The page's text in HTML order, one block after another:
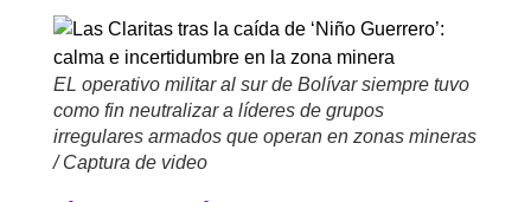
EL operativo militar al sur de Bolívar siempre tuvo
como fin neutralizar a líderes de grupos
irregulares armados que operan en zonas mineras
/ Captura de video